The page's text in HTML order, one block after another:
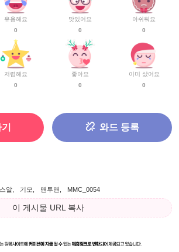
유용해요
0
저렴해요
0
맛있어요
0
좋아요
0
아쉬워요
0
이미 샀어요
0
와드 등록
알 기모 맨투맨 MMC_0054
이 게시물 URL 복사